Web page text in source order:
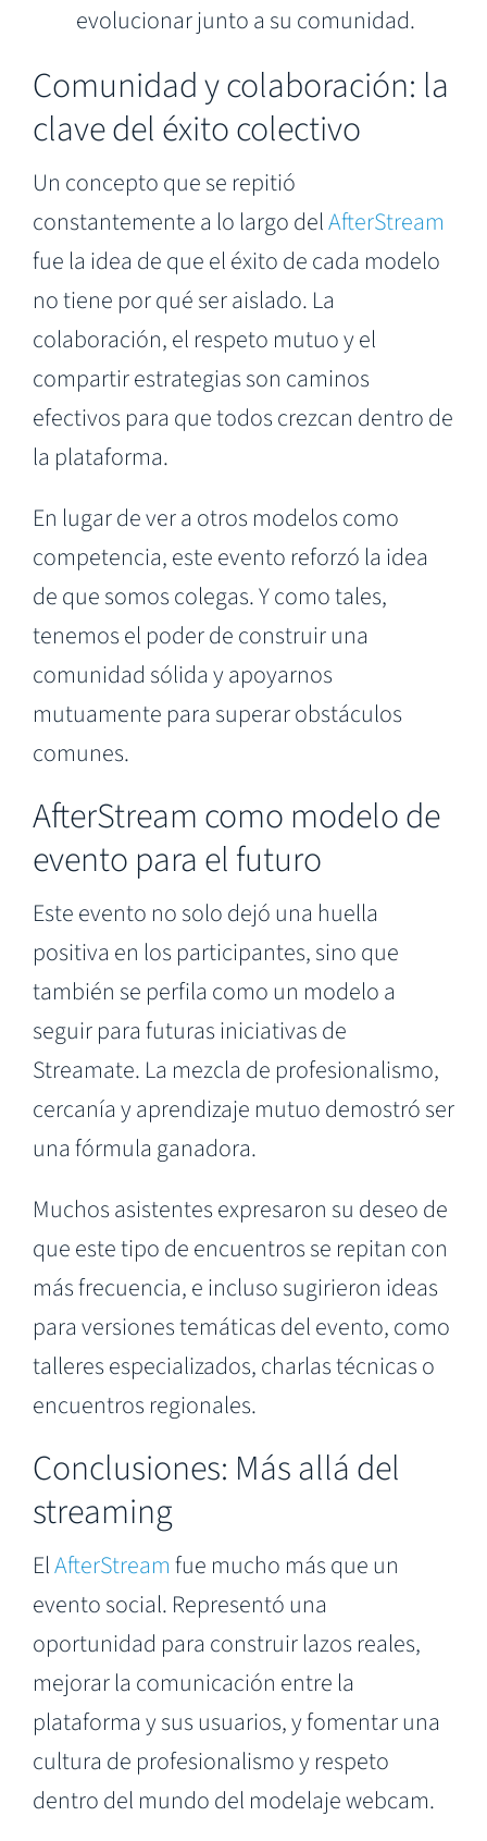
evolucionar junto a su comunidad.
Comunidad y colaboración: la
clave del éxito colectivo
Un concepto que se repitió
constantemente a lo largo delAfterStream
fue la idea de que el éxito de cada modelo
no tiene por qué ser aislado. La
colaboración, el respeto mutuo y el
compartir estrategias son caminos
efectivos para que todos crezcan dentro de
la plataforma.
En lugar de ver a otros modelos como
competencia, este evento reforzó la idea
de que somos colegas. Y como tales,
tenemos el poder de construir una
comunidad sólida y apoyarnos
mutuamente para superar obstáculos
comunes.
AfterStream como modelo de
evento para el futuro
Este evento no solo dejó una huella
positiva en los participantes, sino que
también se perfila como un modelo a
seguir para futuras iniciativas de
Streamate. La mezcla de profesionalismo,
cercanía y aprendizaje mutuo demostró ser
una fórmula ganadora.
Muchos asistentes expresaron su deseo de
que este tipo de encuentros se repitan con
más frecuencia, e incluso sugirieron ideas
para versiones temáticas del evento, como
talleres especializados, charlas técnicas o
encuentros regionales.
Conclusiones: Más allá del
streaming
ElAfterStreamfue mucho más que un
evento social. Representó una
oportunidad para construir lazos reales,
mejorar la comunicación entre la
plataforma y sus usuarios, y fomentar una
cultura de profesionalismo y respeto
dentro del mundo del modelaje webcam.